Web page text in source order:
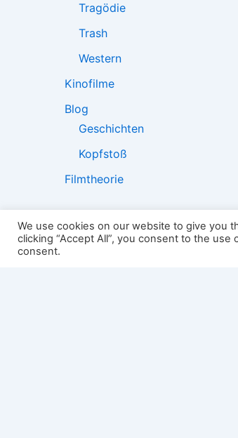
Tragödie
Trash
Western
Kinofilme
Blog
Geschichten
Kopfstoß
Filmtheorie
2501:
We use cookies on our website to give you
clicking “Accept All”, you consent to the
consent.